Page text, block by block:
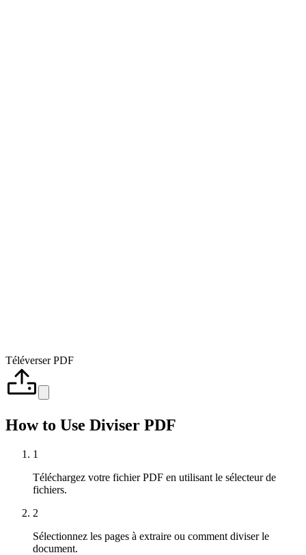
Téléverser PDF
How to Use Diviser PDF
1
Téléchargez votre fichier PDF en utilisant le sélecteur de
fichiers.
2
Sélectionnez les pages à extraire ou comment diviser le
document.